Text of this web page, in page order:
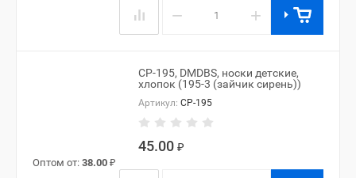
− +
CP-195, DMDBS, носки детские,
хлопок (195-3 (зайчик сирень))
Артикул: CP-195
45.00 ₽
Оптом от: 38.00 ₽